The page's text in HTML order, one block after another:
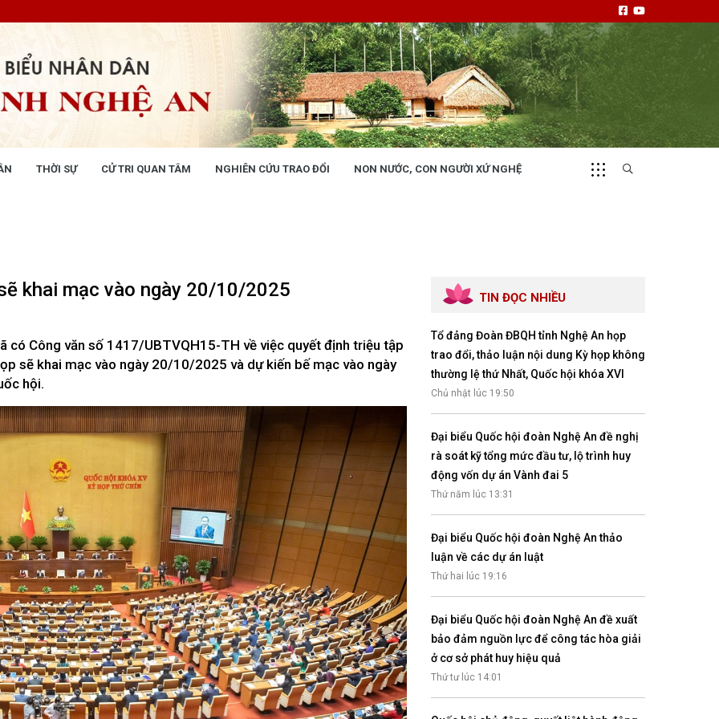
THỜI SỰ CỬ TRI QUAN TÂM NGHIÊN CỨU TRAO ĐỔI NON NƯỚC, CON NGƯỜI XỨ NGHỆ
sát, khảo sát
DỰNG CHÍNH SÁCH,
dựng Chính Sách, Pháp Luật
XÂY DỰNG NÔNG THÔN MỚI
Xây dựng nông thôn mới
NHỊP CẦU ĐẦU TƯ
Nhịp cầu đầu tư
CON NGƯỜI XỨ NGHỆ
xứ Nghệ
con người xứ Nghệ
xứ Nghệ
Tây Nghệ An - tiềm năng và
phát triển
Nghệ
NHÌN RA TỈNH BẠN, XÃ BẠN
Nhìn ra tỉnh bạn, xã bạn
VĂN HỌC - NGHỆ THUẬT
Giai điệu quê hương
THƯƠNG HIỆU
thương hiệu
LIÊN KẾT NGOÀI
Youtube ĐBND tỉnh Nghệ An
Fanpage ĐBND tỉnh Nghệ An
Cổng thông tin điện tử tỉnh Nghệ An
Cổng thông tin điện tử Quốc hội
Cơ sở dữ liệu quốc gia về văn bản pháp
khai mạc vào ngày 20/10/2025
có Công văn số 1417/UBTVQH15-TH về việc quyết định triệu tập
sẽ khai mạc vào ngày 20/10/2025 và dự kiến bế mạc vào ngày
hội.
TIN ĐỌC NHIỀU
Tổ đảng Đoàn ĐBQH tỉnh Nghệ An họp
trao đổi, thảo luận nội dung Kỳ họp không
thường lệ thứ Nhất, Quốc hội khóa XVI
Chủ nhật lúc 19:50
Đại biểu Quốc hội đoàn Nghệ An đề nghị
rà soát kỹ tổng mức đầu tư, lộ trình huy
động vốn dự án Vành đai 5
Thứ năm lúc 13:31
Đại biểu Quốc hội đoàn Nghệ An thảo
luận về các dự án luật
Thứ hai lúc 19:16
Đại biểu Quốc hội đoàn Nghệ An đề xuất
bảo đảm nguồn lực để công tác hòa giải
ở cơ sở phát huy hiệu quả
Thứ tư lúc 14:01